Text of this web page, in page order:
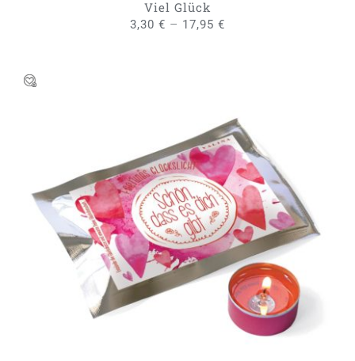
Viel Glück
3,30 € – 17,95 €
AUSFÜHRUNG WÄHLEN DIESES
PRODUKT
WEIST
MEHRERE
VARIANTEN
AUF.
DIE
OPTIONEN
KÖNNEN
/
DETAILS